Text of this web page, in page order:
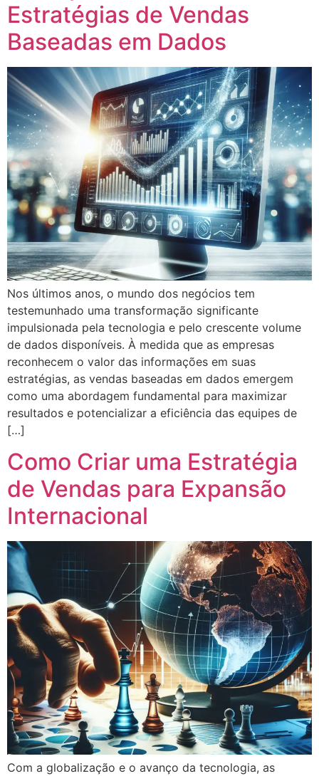
Estratégias de Vendas
Baseadas em Dados
Nos últimos anos, o mundo dos negócios tem
testemunhado uma transformação significante
impulsionada pela tecnologia e pelo crescente volume
de dados disponíveis. À medida que as empresas
reconhecem o valor das informações em suas
estratégias, as vendas baseadas em dados emergem
como uma abordagem fundamental para maximizar
resultados e potencializar a eficiência das equipes de
[…]
Como Criar uma Estratégia
de Vendas para Expansão
Internacional
Com a globalização e o avanço da tecnologia, as